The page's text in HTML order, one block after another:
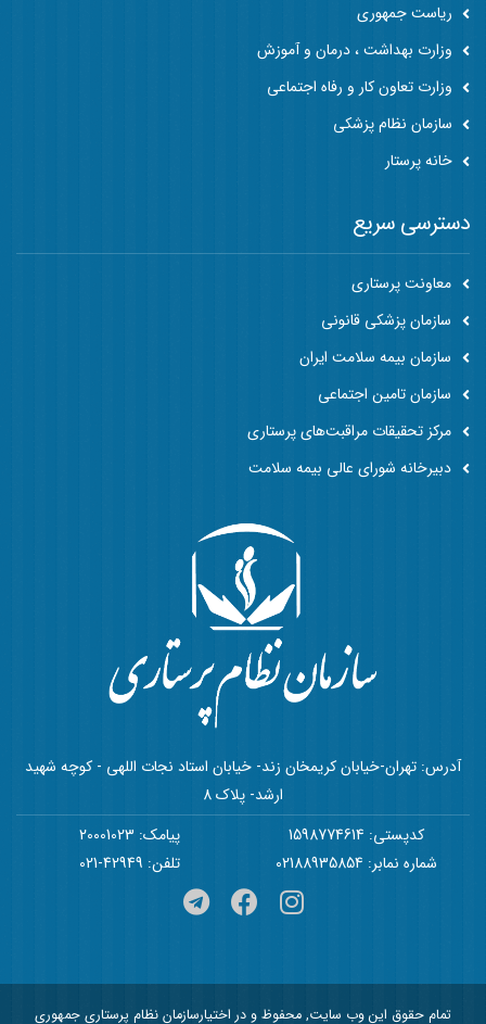
ریاست جمهوری
وزارت بهداشت ، درمان و آموزش
وزارت تعاون کار و رفاه اجتماعی
سازمان نظام پزشکی
خانه پرستار
آدرس: تهران-خیابان کریمخان زند- خیابان استاد نجات اللهی - کوچه شهید
ارشد- پلاک 8
کدپستی: 1598774614
پیامک: 20001023
شماره نمابر: 02188935854
تلفن: 42949-021
دسترسی سریع
معاونت پرستاری
سازمان پزشکی قانونی
سازمان بیمه سلامت ایران
سازمان تامین اجتماعی
مرکز تحقیقات مراقبت‌های پرستاری
دبیرخانه شورای عالی بیمه سلامت
تمام حقوق این وب سایت, محفوظ و در اختیارسازمان نظام پرستاری جمهوری